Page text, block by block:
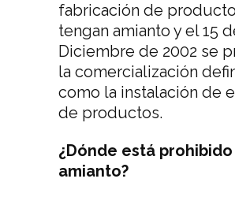
fabricación de
tengan amianto y el 15
Diciembre de 2002 se
la comercialización
como la instalación de
de productos.
¿Dónde está
amianto?